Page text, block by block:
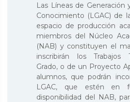
Las Líneas de Generación
Conocimiento (LGAC) de
espacio de producción
miembros del Núcleo
(NAB) y constituyen el
inscribirán los Trabajos
Grado, o de un Proyecto
alumnos, que podrán
LGAC, que estén en
disponibilidad del NAB,